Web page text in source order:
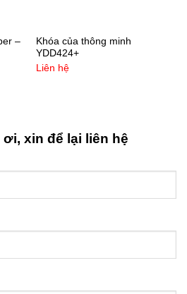
–
Khóa của thông minh
YDD424+
Liên hệ
xin để lại liên hệ